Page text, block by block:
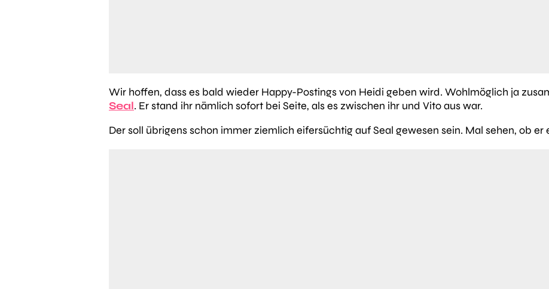
Wir hoffen, dass es bald wieder Happy-Postings von Heidi geben wird. Wohlmöglich ja
Seal. Er stand ihr nämlich sofort bei Seite, als es zwischen ihr und Vito aus war.
Der soll übrigens schon immer ziemlich eifersüchtig auf Seal gewesen sein. Mal sehen, ob er